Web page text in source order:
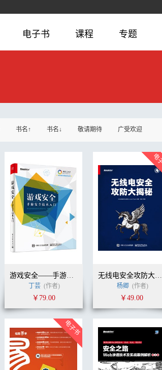
电子书 课程 专题
书名↑ 书名↓ 敬请期待 广受欢迎
游戏安全——手游安全技术入门
丁芸 (作者)
￥79.00
无线电安全攻防大揭秘
杨卿 (作者)
￥49.00